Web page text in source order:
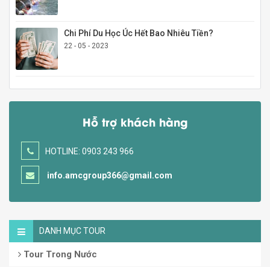
Chi Phí Du Học Úc Hết Bao Nhiêu Tiền?
22 - 05 - 2023
Hỗ trợ khách hàng
HOTLINE: 0903 243 966
info.amcgroup366@gmail.com
DANH MỤC TOUR
Tour Trong Nước